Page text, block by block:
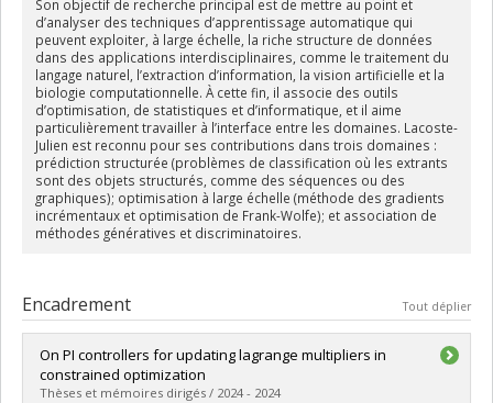
Son objectif de recherche principal est de mettre au point et
d’analyser des techniques d’apprentissage automatique qui
peuvent exploiter, à large échelle, la riche structure de données
dans des applications interdisciplinaires, comme le traitement du
langage naturel, l’extraction d’information, la vision artificielle et la
biologie computationnelle. À cette fin, il associe des outils
d’optimisation, de statistiques et d’informatique, et il aime
particulièrement travailler à l’interface entre les domaines. Lacoste-
Julien est reconnu pour ses contributions dans trois domaines :
prédiction structurée (problèmes de classification où les extrants
sont des objets structurés, comme des séquences ou des
graphiques); optimisation à large échelle (méthode des gradients
incrémentaux et optimisation de Frank-Wolfe); et association de
méthodes génératives et discriminatoires.
Encadrement Tout déplier
On PI controllers for updating lagrange multipliers in
constrained optimization
Thèses et mémoires dirigés / 2024 - 2024